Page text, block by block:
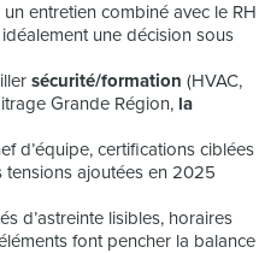
entretien combiné avec le RH
une décision sous
sécurité/formation (HVAC,
Grande Région, la
d’équipe, certifications ciblées
tensions ajoutées en 2025
d’astreinte lisibles, horaires
font pencher la balance